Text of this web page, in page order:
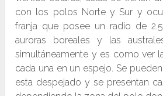
con los polos Norte y Sur y
franja que posee un radio de
auroras boreales y las
simultáneamente y es como ver
cada una en un espejo. Se
esta despejado y se presentan